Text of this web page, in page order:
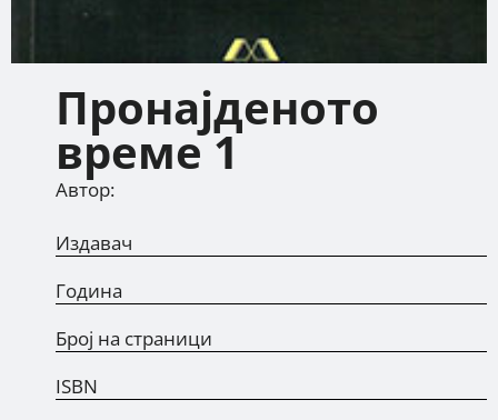
Пронајденото
време 1
Автор:
Издавач
Година
Број на страници
ISBN